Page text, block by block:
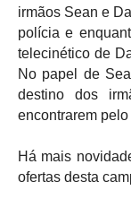
irmãos Sean e
polícia e
telecinético de
No papel de
destino dos
encontrarem
Há mais
ofertas desta